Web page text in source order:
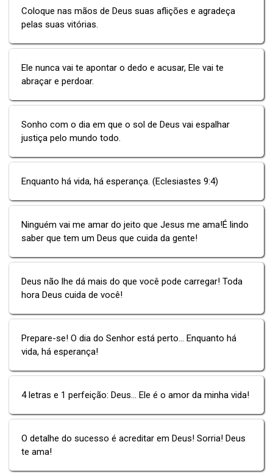
Coloque nas mãos de Deus suas aflições e agradeça
pelas suas vitórias.
Ele nunca vai te apontar o dedo e acusar, Ele vai te
abraçar e perdoar.
Sonho com o dia em que o sol de Deus vai espalhar
justiça pelo mundo todo.
Enquanto há vida, há esperança. (Eclesiastes 9:4)
Ninguém vai me amar do jeito que Jesus me ama!É lindo
saber que tem um Deus que cuida da gente!
Deus não lhe dá mais do que você pode carregar! Toda
hora Deus cuida de você!
Prepare-se! O dia do Senhor está perto... Enquanto há
vida, há esperança!
4 letras e 1 perfeição: Deus... Ele é o amor da minha vida!
O detalhe do sucesso é acreditar em Deus! Sorria! Deus
te ama!